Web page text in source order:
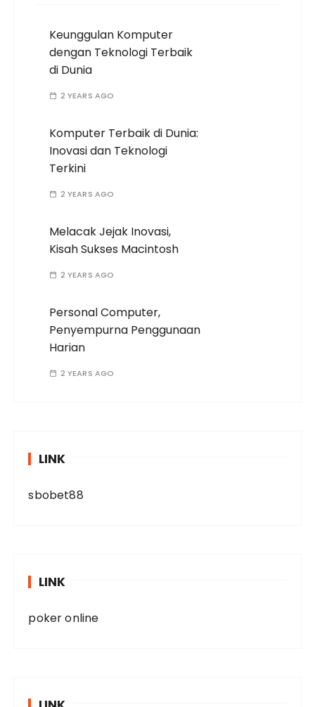
Keunggulan Komputer
dengan Teknologi Terbaik
di Dunia
2 YEARS AGO
Komputer Terbaik di Dunia:
Inovasi dan Teknologi
Terkini
2 YEARS AGO
Melacak Jejak Inovasi,
Kisah Sukses Macintosh
2 YEARS AGO
Personal Computer,
Penyempurna Penggunaan
Harian
2 YEARS AGO
LINK
sbobet88
LINK
poker online